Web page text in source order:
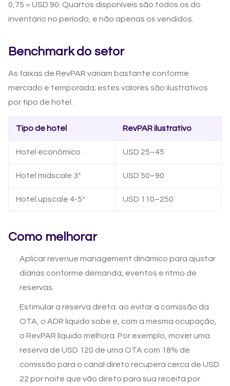
0,75 = USD 90. Quartos disponíveis são todos os do
inventário no período, e não apenas os vendidos.
Benchmark do setor
As faixas de RevPAR variam bastante conforme
mercado e temporada; estes valores são ilustrativos
por tipo de hotel.
Tipo de hotel RevPAR ilustrativo
Hotel econômico USD 25–45
Hotel midscale 3* USD 50–90
Hotel upscale 4-5* USD 110–250
Como melhorar
Aplicar revenue management dinâmico para ajustar
diárias conforme demanda, eventos e ritmo de
reservas.
Estimular a reserva direta: ao evitar a comissão da
OTA, o ADR líquido sobe e, com a mesma ocupação,
o RevPAR líquido melhora. Por exemplo, mover uma
reserva de USD 120 de uma OTA com 18% de
comissão para o canal direto recupera cerca de USD
22 por noite que vão direto para sua receita por